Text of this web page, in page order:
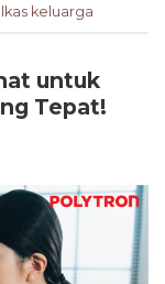
keluarga
untuk
Tepat!